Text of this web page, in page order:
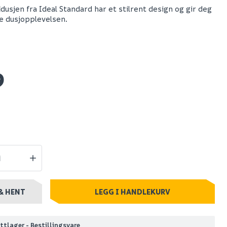
9,5l
Thermex
fra Ideal Standard har et stilrent design og gir deg
dusjopplevelsen.
HENT LEGG I HANDLEKURV
- Bestillingsvare